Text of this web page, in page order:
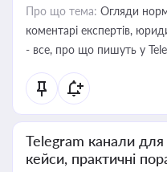
Про що тема: Огляди
коментарі експертів,
- все, про що пишуть у
Telegram канали для
кейси, практичні